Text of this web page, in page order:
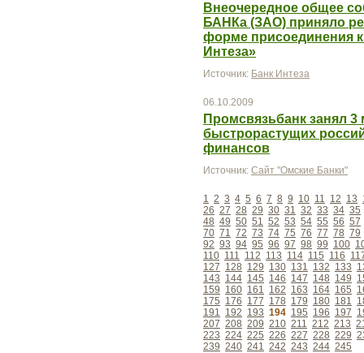
Внеочередное общее
БАНКа (ЗАО) приняло
форме присоединения
Интеза»
Источник: Банк Интеза
06.10.2009
Промсвязьбанк занял
быстрорастущих
финансов
Источник: Сайт "Омские Банки"
1 2 3 4 5 6 7 8 9 10 11 12 13
26 27 28 29 30 31 32 33 34 35
48 49 50 51 52 53 54 55 56 57
70 71 72 73 74 75 76 77 78 79
92 93 94 95 96 97 98 99 100
110 111 112 113 114 115 116
127 128 129 130 131 132 133
143 144 145 146 147 148 149
159 160 161 162 163 164 165
175 176 177 178 179 180 181
191 192 193 194 195 196 197
207 208 209 210 211 212 213
223 224 225 226 227 228 229
239 240 241 242 243 244 245